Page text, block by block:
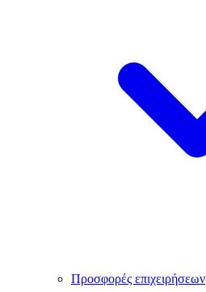
Προσφορές επιχειρήσεων